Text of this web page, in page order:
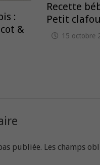
:
&
Recette
Petit
15 octobre
publiée. Les champs